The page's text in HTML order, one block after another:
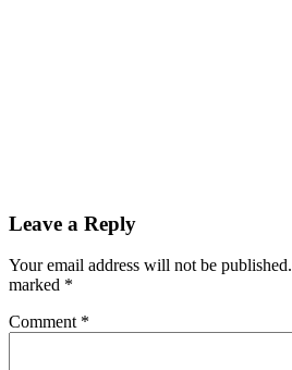
Leave a Reply
Your email address will not be published.
marked *
Comment *